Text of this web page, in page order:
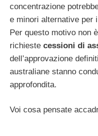
concentrazione
e minori alternative per
Per questo motivo non
richieste cessioni di
dell’approvazione
australiane stanno
approfondita.
Voi cosa pensate